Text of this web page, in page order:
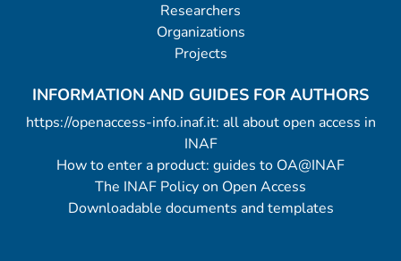
Researchers
Organizations
Projects
INFORMATION AND GUIDES FOR AUTHORS
https://openaccess-info.inaf.it: all about open access in
INAF
How to enter a product: guides to OA@INAF
The INAF Policy on Open Access
Downloadable documents and templates